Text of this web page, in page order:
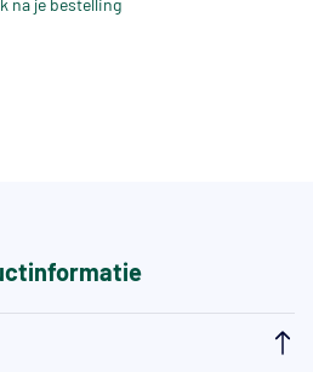
na je bestelling